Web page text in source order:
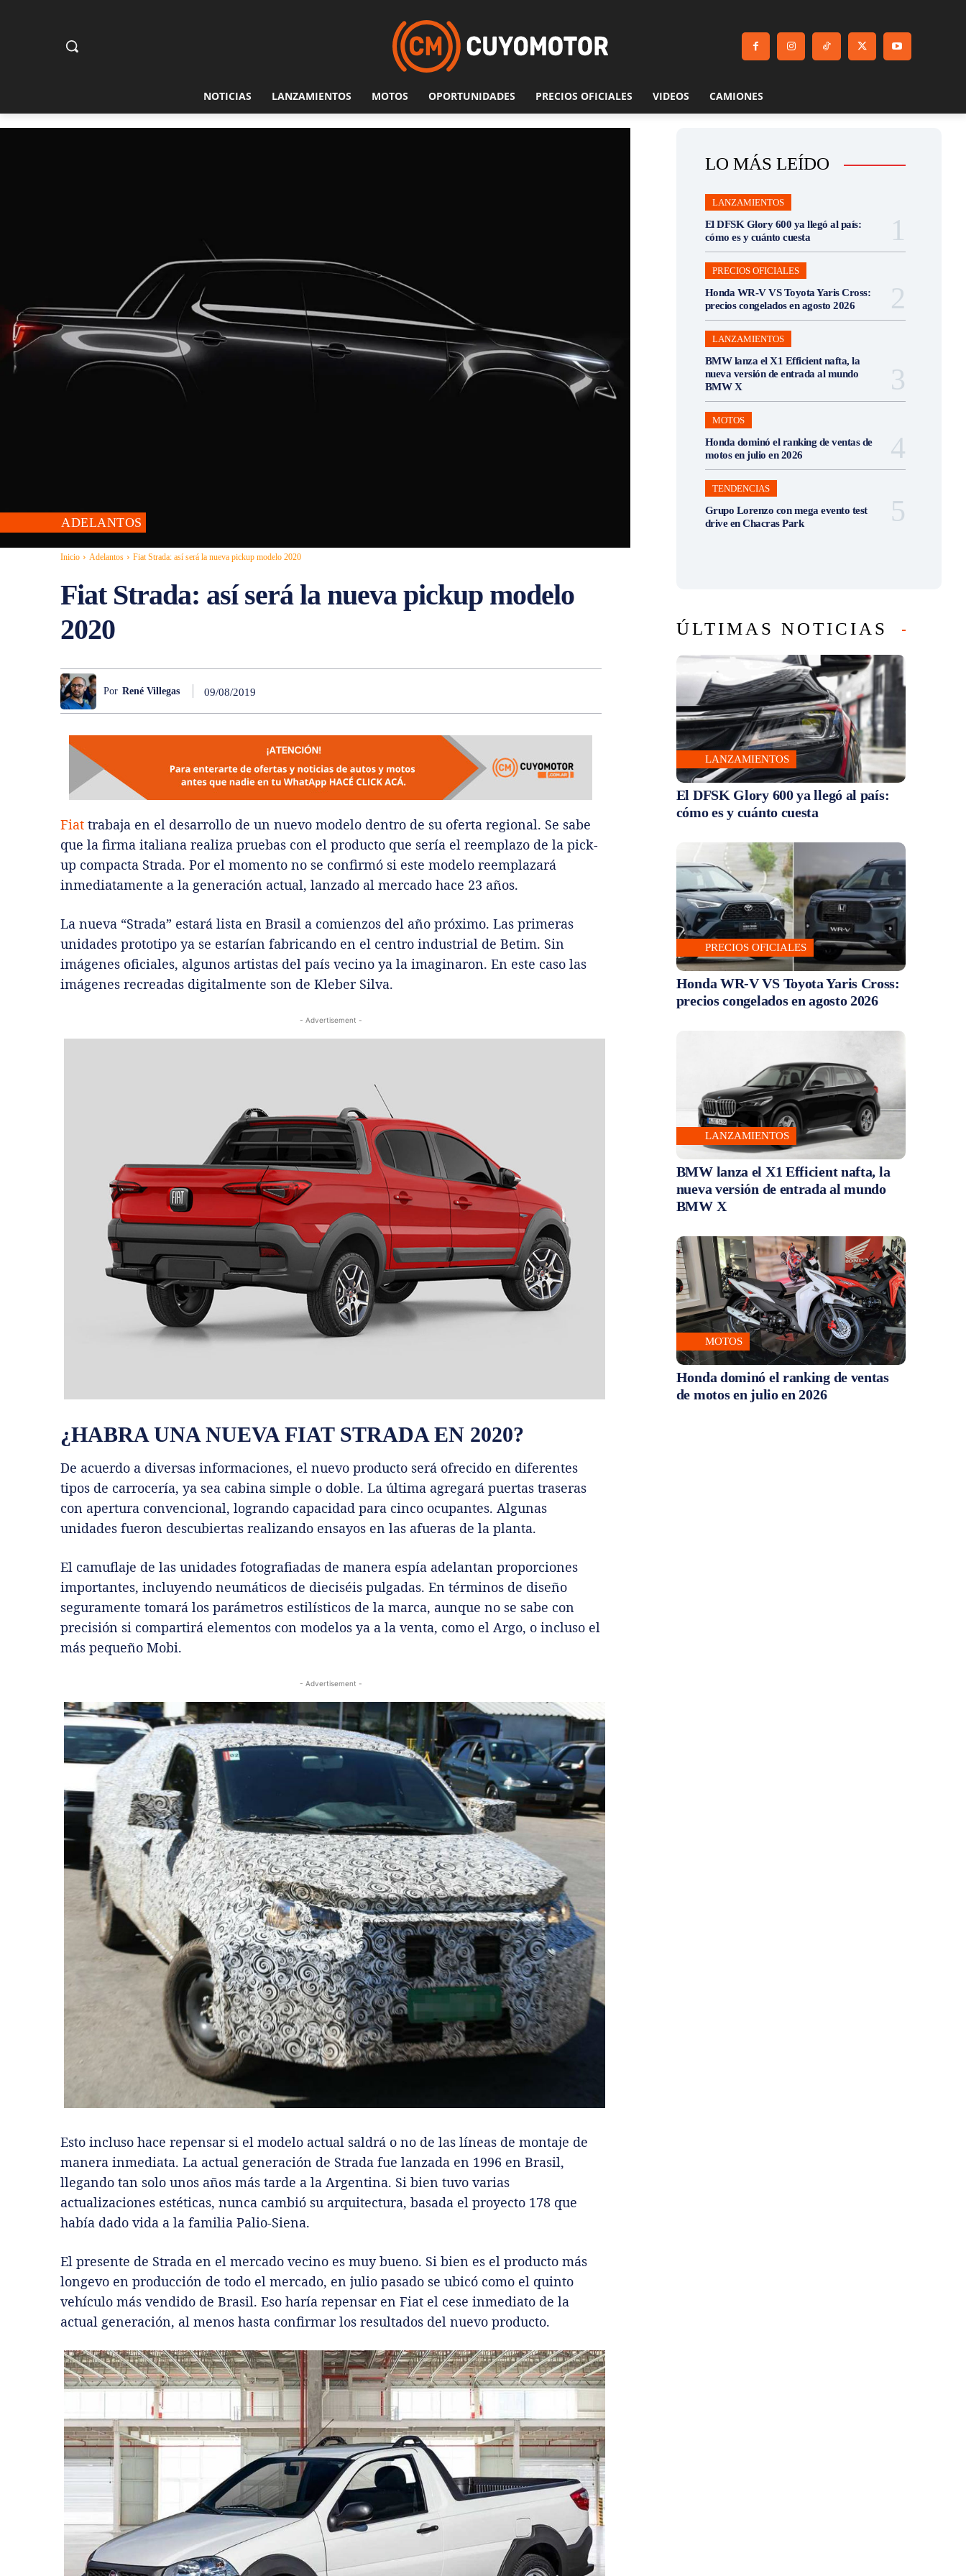
NOTICIAS LANZAMIENTOS MOTOS OPORTUNIDADES PRECIOS OFICIALES VIDEOS CAMIONES
ADELANTOS
Inicio Adelantos Fiat Strada: así será la nueva pickup modelo 2020
Fiat Strada: así será la nueva pickup modelo
2020
Por René Villegas 09/08/2019
Fiat trabaja en el desarrollo de un nuevo modelo dentro de su oferta regional. Se sabe
que la firma italiana realiza pruebas con el producto que sería el reemplazo de la pick-
up compacta Strada. Por el momento no se confirmó si este modelo reemplazará
inmediatamente a la generación actual, lanzado al mercado hace 23 años.
La nueva “Strada” estará lista en Brasil a comienzos del año próximo. Las primeras
unidades prototipo ya se estarían fabricando en el centro industrial de Betim. Sin
imágenes oficiales, algunos artistas del país vecino ya la imaginaron. En este caso las
imágenes recreadas digitalmente son de Kleber Silva.
- Advertisement -
¿HABRA UNA NUEVA FIAT STRADA EN 2020?
De acuerdo a diversas informaciones, el nuevo producto será ofrecido en diferentes
tipos de carrocería, ya sea cabina simple o doble. La última agregará puertas traseras
con apertura convencional, logrando capacidad para cinco ocupantes. Algunas
unidades fueron descubiertas realizando ensayos en las afueras de la planta.
El camuflaje de las unidades fotografiadas de manera espía adelantan proporciones
importantes, incluyendo neumáticos de dieciséis pulgadas. En términos de diseño
seguramente tomará los parámetros estilísticos de la marca, aunque no se sabe con
precisión si compartirá elementos con modelos ya a la venta, como el Argo, o incluso el
más pequeño Mobi.
- Advertisement -
Esto incluso hace repensar si el modelo actual saldrá o no de las líneas de montaje de
manera inmediata. La actual generación de Strada fue lanzada en 1996 en Brasil,
llegando tan solo unos años más tarde a la Argentina. Si bien tuvo varias
actualizaciones estéticas, nunca cambió su arquitectura, basada el proyecto 178 que
había dado vida a la familia Palio-Siena.
El presente de Strada en el mercado vecino es muy bueno. Si bien es el producto más
longevo en producción de todo el mercado, en julio pasado se ubicó como el quinto
vehículo más vendido de Brasil. Eso haría repensar en Fiat el cese inmediato de la
actual generación, al menos hasta confirmar los resultados del nuevo producto.
LO MÁS LEÍDO
LANZAMIENTOS
El DFSK Glory 600 ya llegó al país:
cómo es y cuánto cuesta
PRECIOS OFICIALES
Honda WR-V VS Toyota Yaris Cross:
precios congelados en agosto 2026
LANZAMIENTOS
BMW lanza el X1 Efficient nafta, la
nueva versión de entrada al mundo
BMW X
MOTOS
Honda dominó el ranking de ventas de
motos en julio en 2026
TENDENCIAS
Grupo Lorenzo con mega evento test
drive en Chacras Park
ÚLTIMAS NOTICIAS
LANZAMIENTOS
El DFSK Glory 600 ya llegó al país:
cómo es y cuánto cuesta
PRECIOS OFICIALES
Honda WR-V VS Toyota Yaris Cross:
precios congelados en agosto 2026
LANZAMIENTOS
BMW lanza el X1 Efficient nafta, la
nueva versión de entrada al mundo
BMW X
MOTOS
Honda dominó el ranking de ventas
de motos en julio en 2026